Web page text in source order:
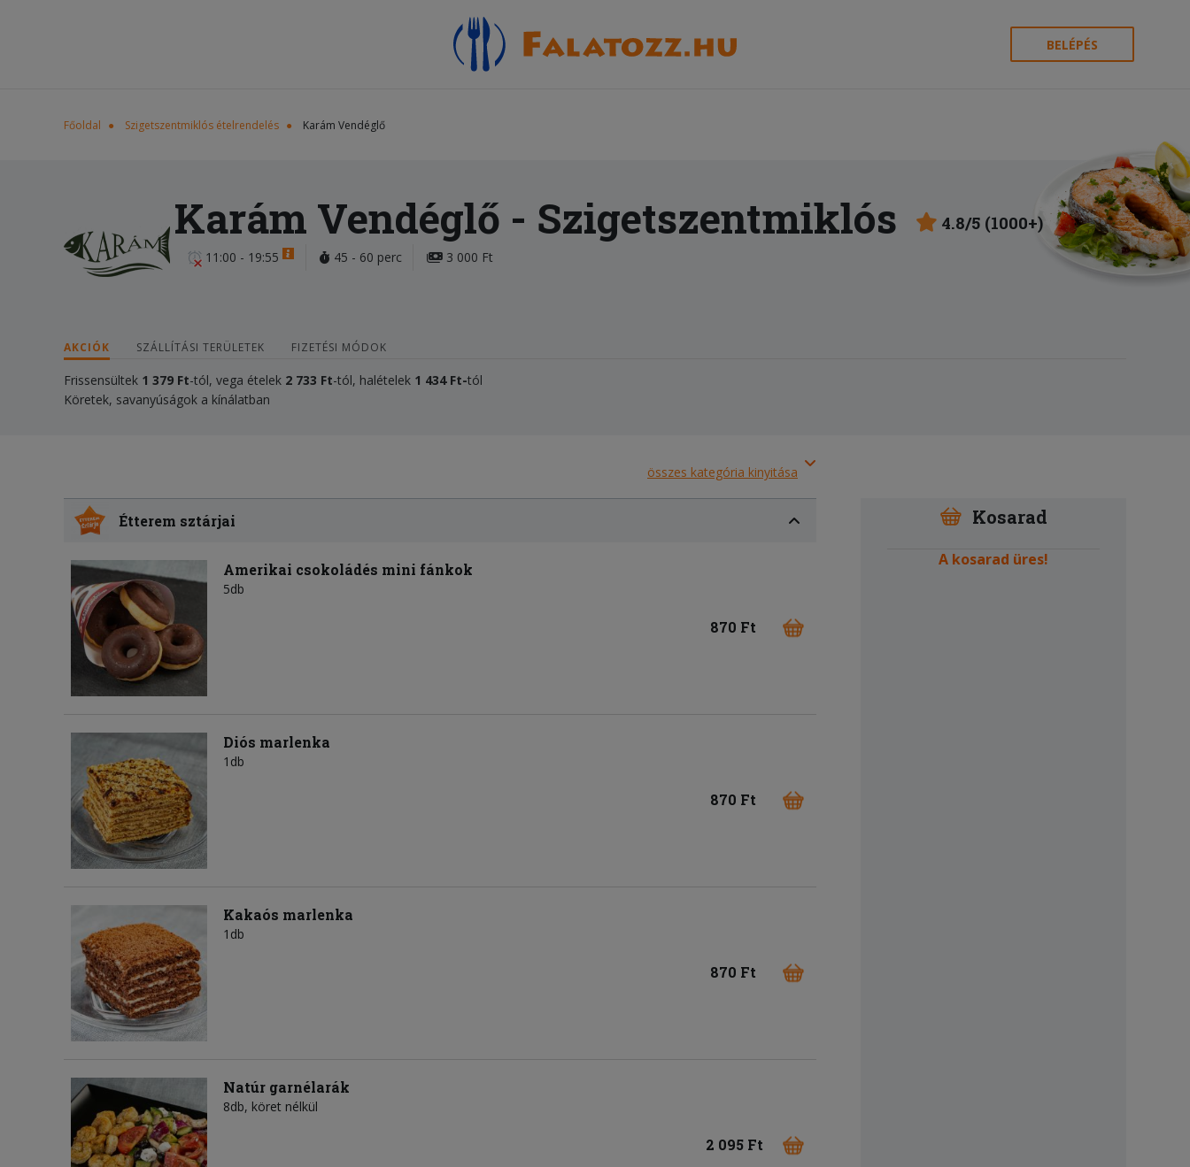
BELÉPÉS
Főoldal Szigetszentmiklós ételrendelés Karám Vendéglő
Karám Vendéglő - Szigetszentmiklós 4.8/5 (1000+)
11:00 - 19:55 45 - 60 perc 3 000 Ft
AKCIÓK SZÁLLÍTÁSI TERÜLETEK FIZETÉSI MÓDOK
Frissensültek 1 379 Ft-tól, vega ételek 2 733 Ft-tól, halételek 1 434 Ft-tól
Köretek, savanyúságok a kínálatban
összes kategória kinyitása
Étterem sztárjai
Amerikai csokoládés mini fánkok
5db
870 Ft
Diós marlenka
1db
870 Ft
Kakaós marlenka
1db
870 Ft
Natúr garnélarák
8db, köret nélkül
2 095 Ft
Kosarad
A kosarad üres!